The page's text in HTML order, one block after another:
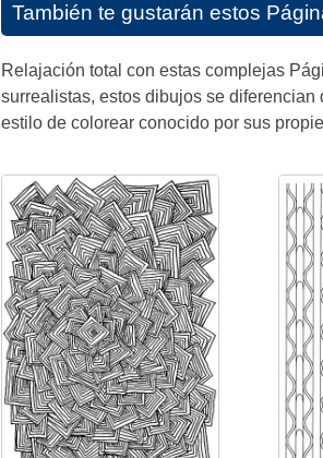
También te gustarán estos
Relajación total con estas complejas
surrealistas, estos dibujos se
estilo de colorear conocido por sus